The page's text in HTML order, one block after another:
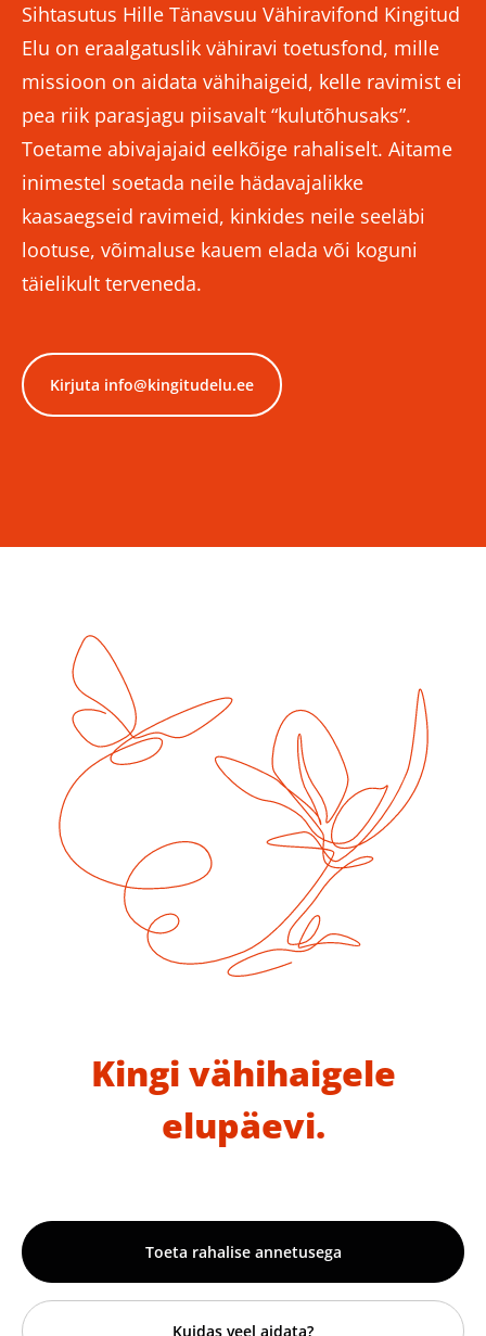
Sihtasutus Hille Tänavsuu Vähiravifond Kingitud
Elu on eraalgatuslik vähiravi toetusfond, mille
missioon on aidata vähihaigeid, kelle ravimist ei
pea riik parasjagu piisavalt “kulutõhusaks”.
Toetame abivajajaid eelkõige rahaliselt. Aitame
inimestel soetada neile hädavajalikke
kaasaegseid ravimeid, kinkides neile seeläbi
lootuse, võimaluse kauem elada või koguni
täielikult terveneda.
Kirjuta info@kingitudelu.ee
Kingi vähihaigele
elupäevi.
Toeta rahalise annetusega
Kuidas veel aidata?